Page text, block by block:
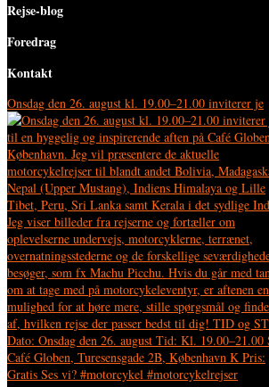
Rejse-blog
Foredrag
Kontakt
Onsdag den 26. august kl. 19.00–21.00 inviterer je